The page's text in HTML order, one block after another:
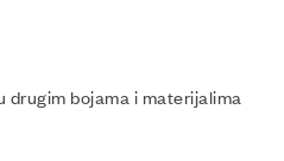
drugim bojama i materijalima